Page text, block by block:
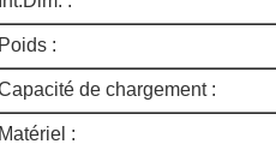
Poids :
de chargement :
Matériel :